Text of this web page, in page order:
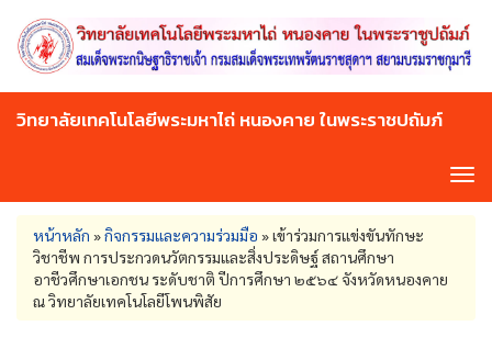
main
content
วิทยาลัยเทคโนโลยีพระมหาไถ่ หนองคาย ในพระราชปถัมภ์
You
are
here
หน้าหลัก »กิจกรรมและความร่วมมือ »เข้าร่วมการแข่งขันทักษะ
วิชาชีพ การประกวดนวัตกรรมและสิ่งประดิษฐ์ สถานศึกษา
อาชีวศึกษาเอกชน ระดับชาติ ปีการศึกษา ๒๕๖๔ จังหวัดหนองคาย
ณ วิทยาลัยเทคโนโลยีโพนพิสัย